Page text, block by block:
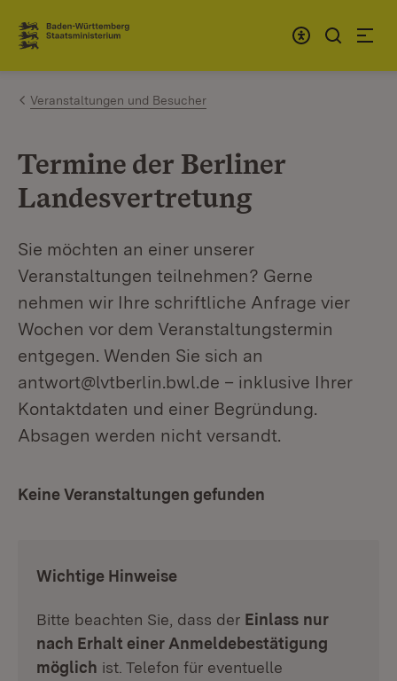
Zum Inhalt springen
Link zur Startseite
Veranstaltungen und Besucher
Termine der Berliner
Landesvertretung
Sie möchten an einer unserer
Veranstaltungen teilnehmen? Gerne
nehmen wir Ihre schriftliche Anfrage vier
Wochen vor dem Veranstaltungstermin
entgegen. Wenden Sie sich an
antwort@lvtberlin.bwl.de – inklusive Ihrer
Kontaktdaten und einer Begründung.
Absagen werden nicht versandt.
Keine Veranstaltungen gefunden
:Wichtige Hinweise
Bitte beachten Sie, dass der Einlass nur
nach Erhalt einer Anmeldebestätigung
möglich ist. Telefon für eventuelle